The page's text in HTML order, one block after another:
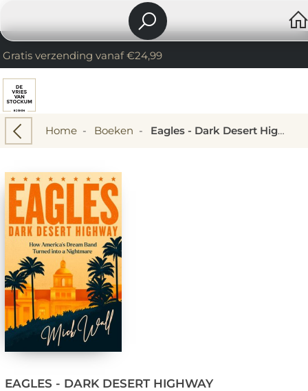
Gratis verzending vanaf €24,99
Home- Boeken - Eagles - Dark Desert Highway
EAGLES - DARK DESERT HIGHWAY